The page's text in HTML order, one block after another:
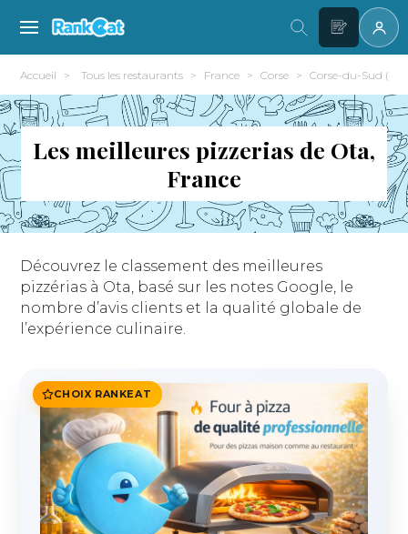
Accueil Tous les restaurants France Corse Corse-du-Sud (2A)
Les meilleures pizzerias de Ota,
France
Découvrez le classement des meilleures
pizzérias à Ota, basé sur les notes Google, le
nombre d’avis clients et la qualité globale de
l’expérience culinaire.
CHOIX RANKEAT